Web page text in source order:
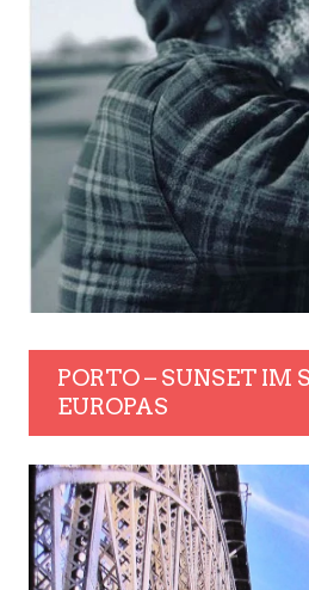
PORTO – SUNSET IM
EUROPAS